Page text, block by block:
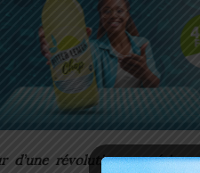
d’une révolution numérique